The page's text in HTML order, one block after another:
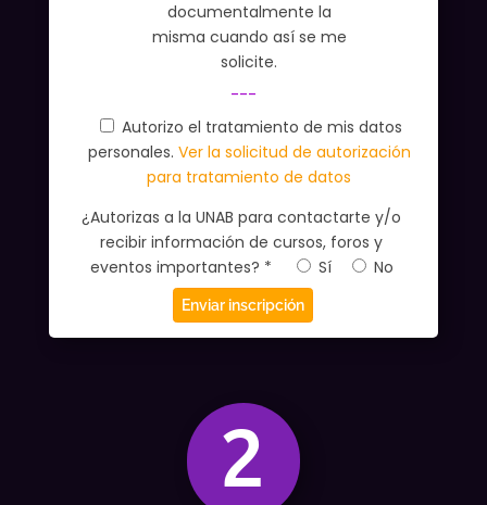
documentalmente la
misma cuando así se me
solicite.
---
Autorizo el tratamiento de mis datos
personales. Ver la solicitud de autorización
para tratamiento de datos
¿Autorizas a la UNAB para contactarte y/o
recibir información de cursos, foros y
eventos importantes? *
Sí No
2